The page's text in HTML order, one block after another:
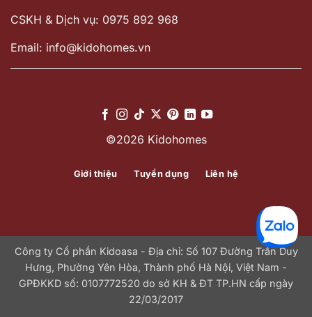
CSKH & Dịch vụ: 0975 892 968
Email: info@kidohomes.vn
©2026 Kidohomes
Giới thiệu Tuyển dụng Liên hệ
Công ty Cổ phần Kidoasa - Địa chỉ: Số 107 Đường Trần Duy
Hưng, Phường Yên Hòa, Thành phố Hà Nội, Việt Nam -
GPĐKKD số: 0107772520 do sở KH & ĐT TP.HN cấp ngày
22/03/2017